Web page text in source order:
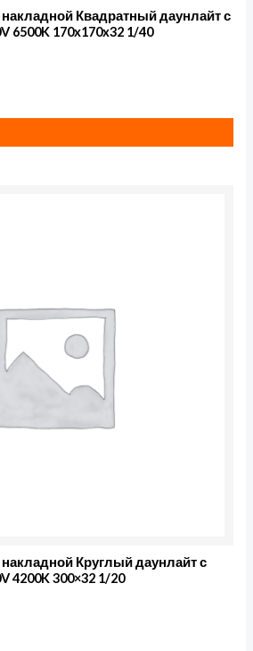
Квадратный даунлайт с
6500K 170x170x32 1/40
Круглый даунлайт с
4200K 300×32 1/20